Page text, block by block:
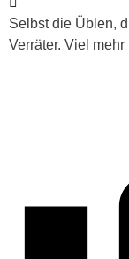
Selbst die Üblen,
Verräter. Viel mehr